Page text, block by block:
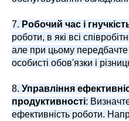
7. Робочий час і
роботи, в які всі
але при цьому передбачте
особисті обов'язки і
8. Управління
продуктивності:
ефективність роботи.